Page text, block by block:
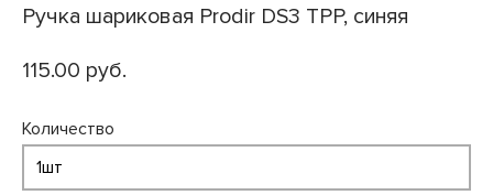
Ручка шариковая Prodir DS3 TPP, синяя
115.00 руб.
Количество